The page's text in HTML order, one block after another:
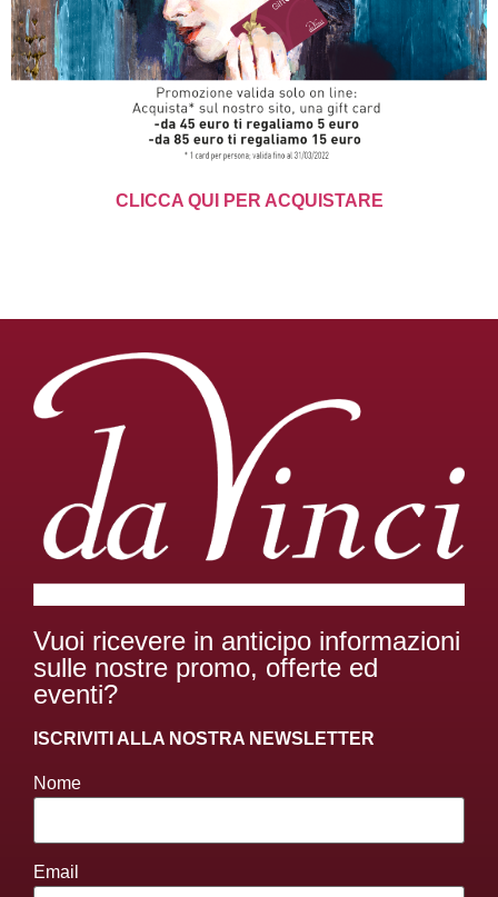
CLICCA QUI PER ACQUISTARE
Vuoi ricevere in anticipo informazioni
sulle nostre promo, offerte ed
eventi?
ISCRIVITI ALLA NOSTRA NEWSLETTER
Nome
Email